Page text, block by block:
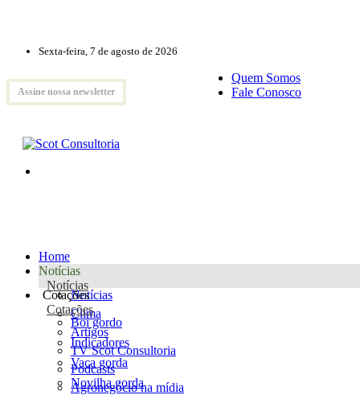
Sexta-feira, 7 de agosto de 2026
Assine nossa newsletter
Quem Somos
Fale Conosco
Home
Notícias
Notícias
Notícias
Clima
Artigos
TV Scot Consultoria
Podcasts
Agronegócio na mídia
Cotações
Cotações
Boi gordo
Indicadores
Vaca gorda
Novilha gorda